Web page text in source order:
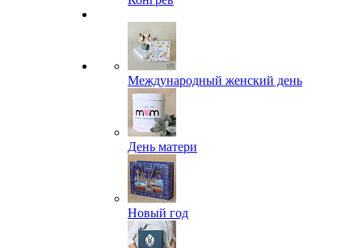
Международный женский день
День матери
Новый год